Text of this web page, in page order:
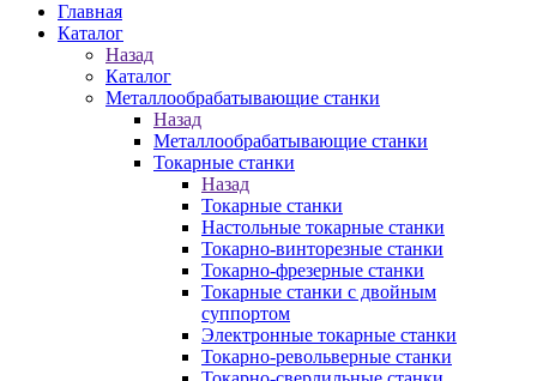
Главная
Каталог
Назад
Каталог
Металлообрабатывающие станки
Назад
Металлообрабатывающие станки
Токарные станки
Назад
Токарные станки
Настольные токарные станки
Токарно-винторезные станки
Токарно-фрезерные станки
Токарные станки с двойным
суппортом
Электронные токарные станки
Токарно-револьверные станки